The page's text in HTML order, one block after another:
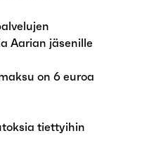
Aarian jäsenille
on 6 euroa
tiettyihin